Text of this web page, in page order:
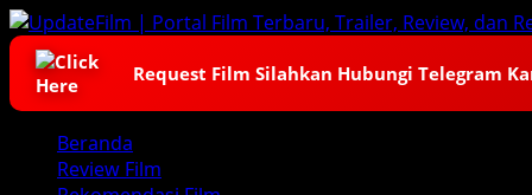
Skip
to
content
Request Film Silahkan Hubungi Telegram
Primary
Menu
Beranda
Review Film